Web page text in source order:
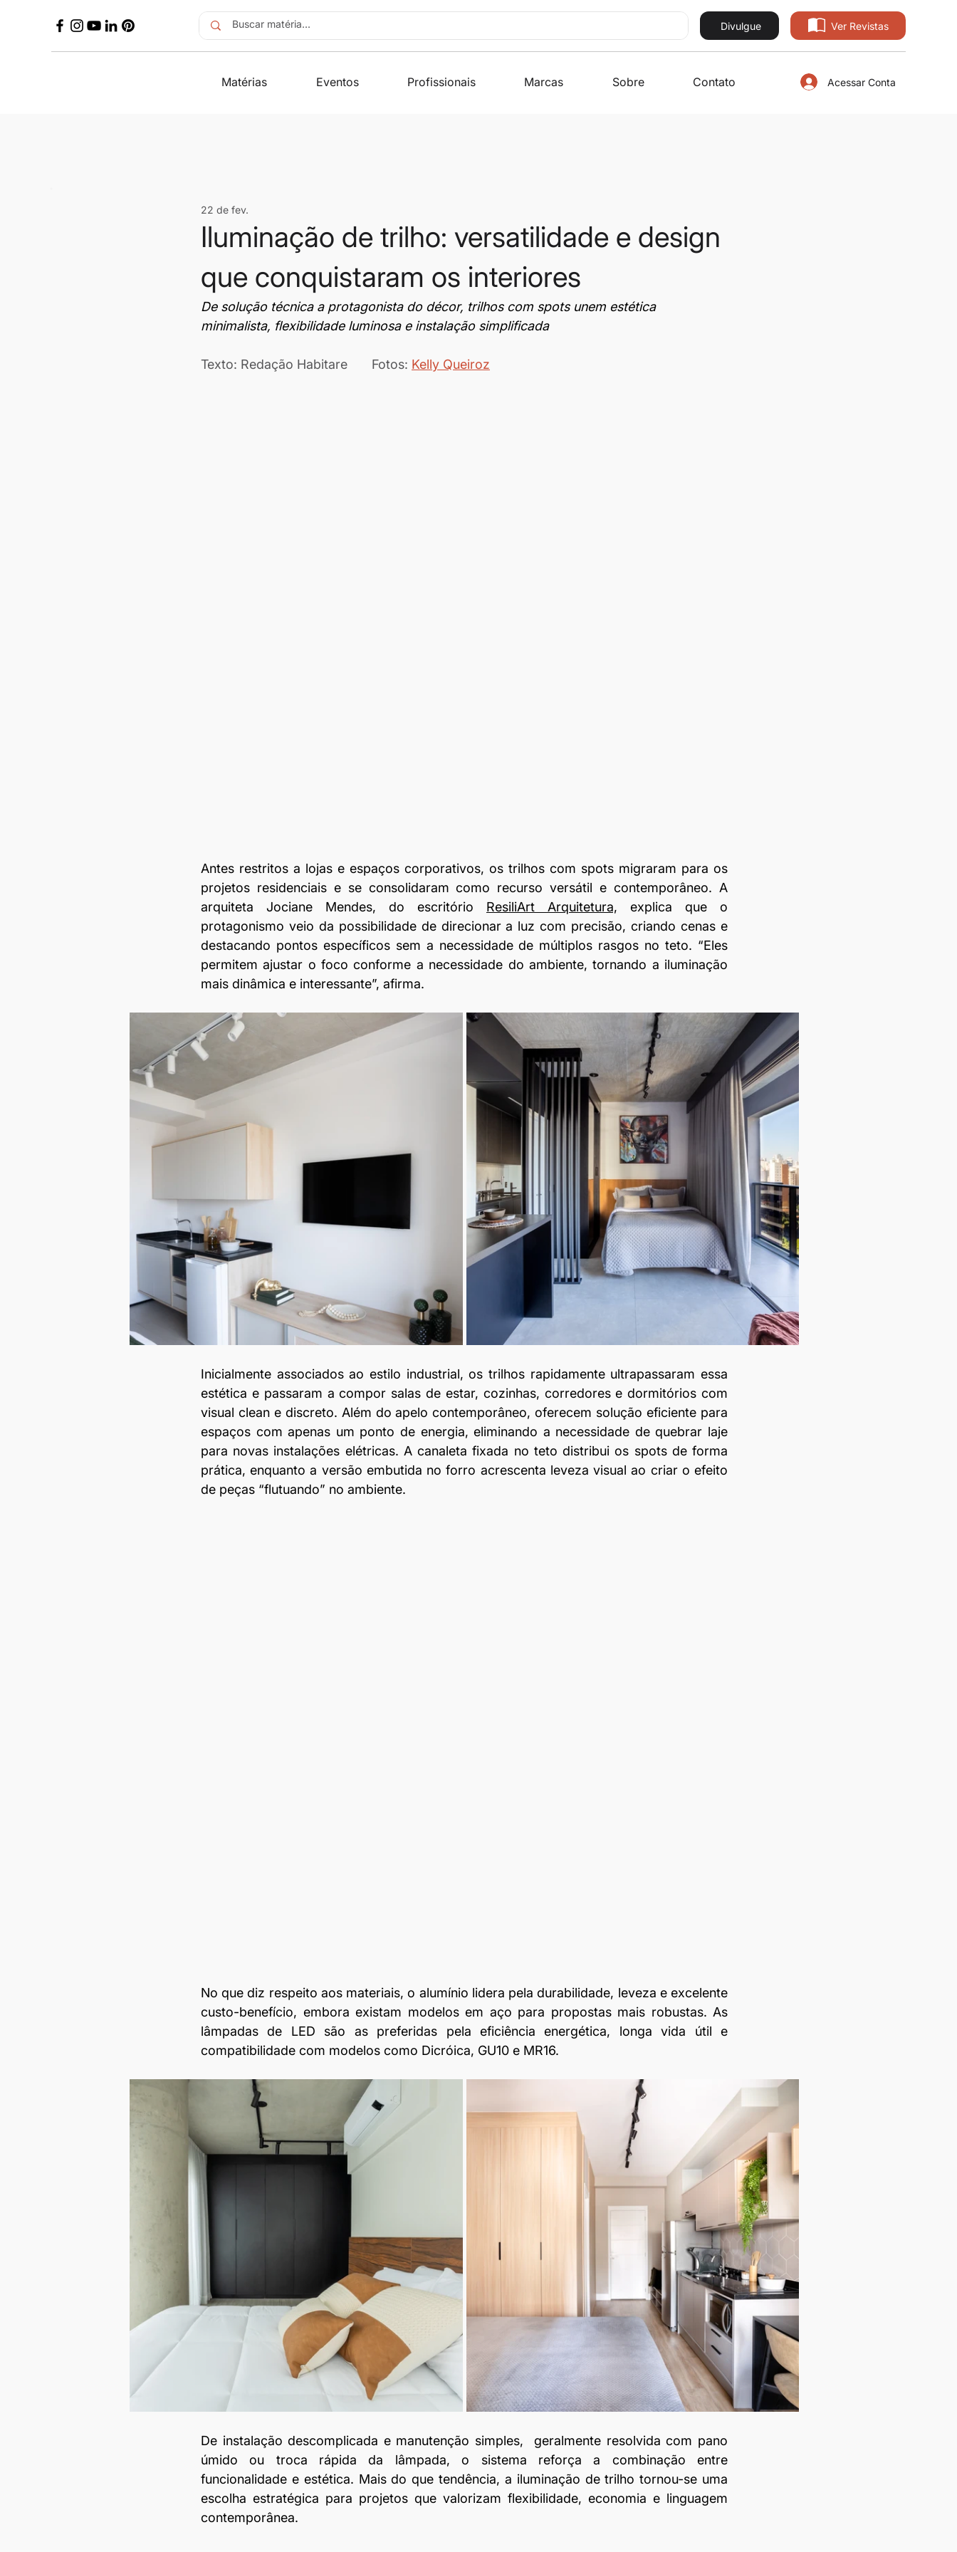
Divulgue Ver Revistas
Matérias Eventos Profissionais Marcas Sobre Contato Acessar Conta
Iluminação de trilho: versatilidade e design
que conquistaram os interiores
22 de fev.
De solução técnica a protagonista do décor, trilhos com spots unem estética
minimalista, flexibilidade luminosa e instalação simplificada
Texto: Redação Habitare	Fotos: Kelly Queiroz
Antes restritos a lojas e espaços corporativos, os trilhos com spots migraram para os
projetos residenciais e se consolidaram como recurso versátil e contemporâneo. A
arquiteta Jociane Mendes, do escritório ResiliArt Arquitetura, explica que o
protagonismo veio da possibilidade de direcionar a luz com precisão, criando cenas e
destacando pontos específicos sem a necessidade de múltiplos rasgos no teto. “Eles
permitem ajustar o foco conforme a necessidade do ambiente, tornando a iluminação
mais dinâmica e interessante”, afirma.
Inicialmente associados ao estilo industrial, os trilhos rapidamente ultrapassaram essa
estética e passaram a compor salas de estar, cozinhas, corredores e dormitórios com
visual clean e discreto. Além do apelo contemporâneo, oferecem solução eficiente para
espaços com apenas um ponto de energia, eliminando a necessidade de quebrar laje
para novas instalações elétricas. A canaleta fixada no teto distribui os spots de forma
prática, enquanto a versão embutida no forro acrescenta leveza visual ao criar o efeito
de peças “flutuando” no ambiente.
No que diz respeito aos materiais, o alumínio lidera pela durabilidade, leveza e excelente
custo-benefício, embora existam modelos em aço para propostas mais robustas. As
lâmpadas de LED são as preferidas pela eficiência energética, longa vida útil e
compatibilidade com modelos como Dicróica, GU10 e MR16.
De instalação descomplicada e manutenção simples,  geralmente resolvida com pano
úmido ou troca rápida da lâmpada, o sistema reforça a combinação entre
funcionalidade e estética. Mais do que tendência, a iluminação de trilho tornou-se uma
escolha estratégica para projetos que valorizam flexibilidade, economia e linguagem
contemporânea.